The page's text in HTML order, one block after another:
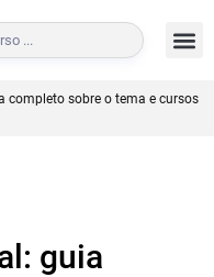
BUSCAR
completo sobre o tema e cursos
guia